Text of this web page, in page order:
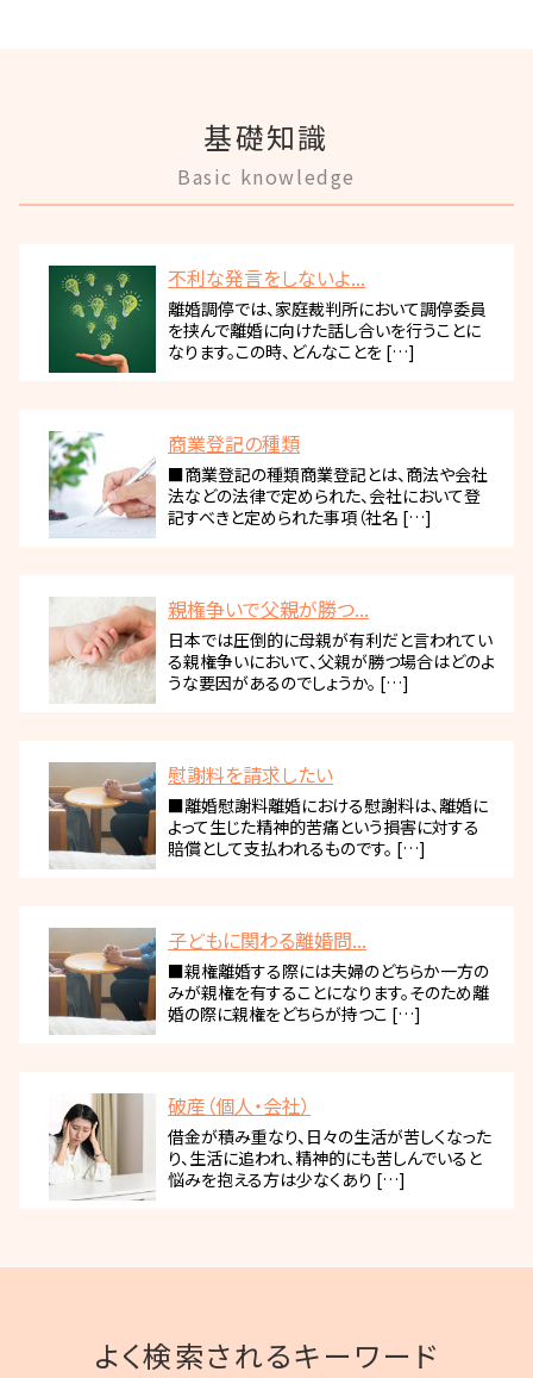
基礎知識
Basic knowledge
不利な発言をしないよ...
離婚調停では、家庭裁判所において調停委員
を挟んで離婚に向けた話し合いを行うことに
なります。この時、どんなことを […]
商業登記の種類
■商業登記の種類商業登記とは、商法や会社
法などの法律で定められた、会社において登
記すべきと定められた事項（社名 […]
親権争いで父親が勝つ...
日本では圧倒的に母親が有利だと言われてい
る親権争いにおいて、父親が勝つ場合はどのよ
うな要因があるのでしょうか。 […]
慰謝料を請求したい
■離婚慰謝料離婚における慰謝料は、離婚に
よって生じた精神的苦痛という損害に対する
賠償として支払われるものです。 […]
子どもに関わる離婚問...
■親権離婚する際には夫婦のどちらか一方の
みが親権を有することになります。そのため離
婚の際に親権をどちらが持つこ […]
破産（個人・会社）
借金が積み重なり、日々の生活が苦しくなった
り、生活に追われ、精神的にも苦しんでいると
悩みを抱える方は少なくあり […]
よく検索されるキーワード